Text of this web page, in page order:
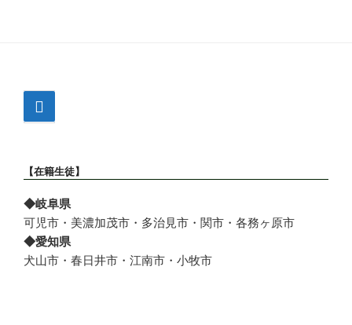
【在籍生徒】
◆岐阜県
可児市・美濃加茂市・多治見市・関市・各務ヶ原市
◆愛知県
犬山市・春日井市・江南市・小牧市